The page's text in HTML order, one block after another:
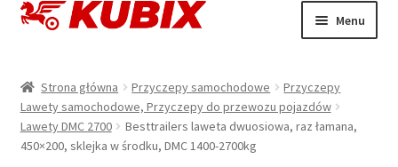
Przejdź
Przejdź
Menu
Przyczepy gastronomiczne
menu
Wyposażenie dodatkowe
Strona główna Przyczepy samochodowe
Przyczepy
Lawety samochodowe, Przyczepy do przewozu pojazdów
Lawety DMC 2700
Besttrailers laweta dwuosiowa, raz łamana,
450×200, sklejka w środku, DMC 1400-2700kg